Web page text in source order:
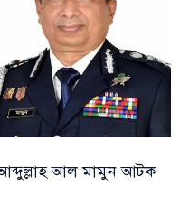
আল মামুন আটক